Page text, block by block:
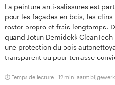
La peinture anti-salissures est
pour les façades en bois, les
rester propre et frais longtemps.
quand Jotun Demidekk
une protection du bois
transparent ou pour terrasse
⏱ Temps de lecture : 12 minLaatst